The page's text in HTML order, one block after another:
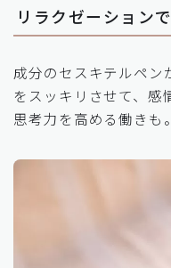
リラクゼーション
成分のセスキテルペン
をスッキリさせて、感
思考力を高める働きも。